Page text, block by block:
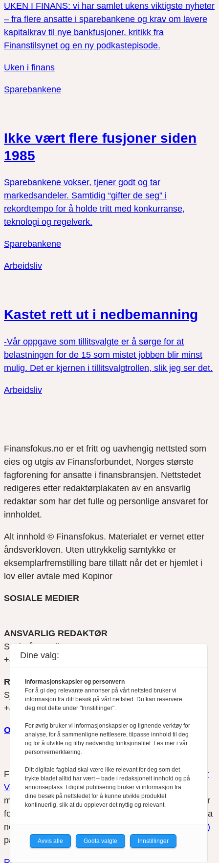
UKEN I FINANS: vi har samlet ukens viktigste nyheter
– fra flere ansatte i sparebankene og krav om lavere
kapitalkrav til nye bankfusjoner, kritikk fra
Finanstilsynet og en ny podkastepisode.
Uken i finans
Sparebankene
Ikke vært flere fusjoner siden
1985
Sparebankene vokser, tjener godt og tar
markedsandeler. Samtidig “gifter de seg” i
rekordtempo for å holde tritt med konkurranse,
teknologi og regelverk.
Sparebankene
Arbeidsliv
Kastet rett ut i nedbemanning
-Vår oppgave som tillitsvalgte er å sørge for at
belastningen for de 15 som mistet jobben blir minst
mulig. Det er kjernen i tillitsvalgtrollen, slik jeg ser det.
Arbeidsliv
Finansfokus.no er et fritt og uavhengig nettsted som
eies og utgis av Finansforbundet, Norges største
fagforening for ansatte i finansbransjen. Nettstedet
redigeres etter redaktørplakaten av en ansvarlig
redaktør som har det fulle og personlige ansvaret for
innholdet.
Alt innhold © Finansfokus. Materialet er vernet etter
åndsverkloven. Uten uttrykkelig samtykke er
eksemplarfremstilling bare tillatt når det er hjemlet i
lov eller avtale med Kopinor
SOSIALE MEDIER
ANSVARLIG REDAKTØR
Svein Åge Eriksen
+47 900 79 547
REDAKTØR
Sjur Anda
+47 470 34 460
Om oss
Finansfokus arbeider etterRedaktørplakatenog
Vær
Varsom-plakatensregler for god presseskikk, som
medlem av Fagpressen. Finansfokus har ikke ansvar
for innhold på eksterne nettsider som det lenkes til fra
nettsidene. Vi benytter
informasjonskapsler (cookies)
på våre nettsider.
Dine valg:
Informasjonskapsler og personvern
For å gi deg relevante annonser på vårt nettsted bruker vi
informasjon fra ditt besøk på vårt nettsted. Du kan reservere
deg mot dette under "Innstillinger".
For øvrig bruker vi informasjonskapsler og lignende verktøy for
analyse, for å sammenligne nettlesere, tilpasse innhold til deg
og for å utvikle og tilby nødvendig funksjonalitet. Les mer i vår
personvernerklæring.
Ditt digitale fagblad skal være like relevant for deg som det
trykte bladet alltid har vært – bade i redaksjonelt innhold og på
annonseplass. I digital publisering bruker vi informasjon fra
dine besøk på nettstedet for å kunne utvikle produktet
kontinuerlig, slik at du opplever det nyttig og relevant.
Avvis alle Godta valgte Innstillinger